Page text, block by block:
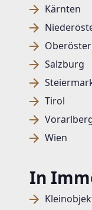
Kärnten
Salzburg
Tirol
Wien
In